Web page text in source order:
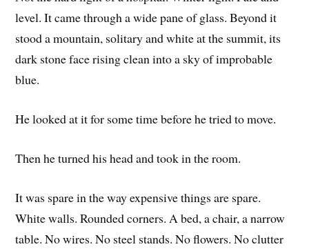
level. It came through a wide pane of glass. Beyond it
stood a mountain, solitary and white at the summit, its
dark stone face rising clean into a sky of improbable
blue.
He looked at it for some time before he tried to move.
Then he turned his head and took in the room.
It was spare in the way expensive things are spare.
White walls. Rounded corners. A bed, a chair, a narrow
table. No wires. No steel stands. No flowers. No clutter